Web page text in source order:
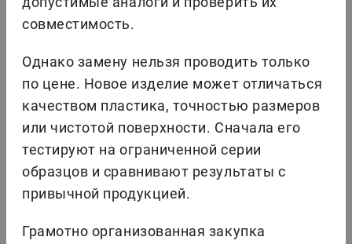
совместимость.
Однако замену нельзя проводить только
по цене. Новое изделие может отличаться
качеством пластика, точностью размеров
или чистотой поверхности. Сначала его
тестируют на ограниченной серии
образцов и сравнивают результаты с
привычной продукцией.
Грамотно организованная закупка